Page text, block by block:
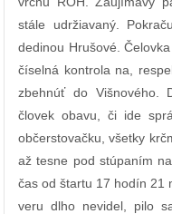
stále udržiavaný.
dedinou Hrušové.
číselná kontrola na,
zbehnúť do Višnového.
človek obavu, či ide
občerstovačku, všetky
až tesne pod stúpaním
čas od štartu 17 hodín 21
veru dlho nevidel, pilo